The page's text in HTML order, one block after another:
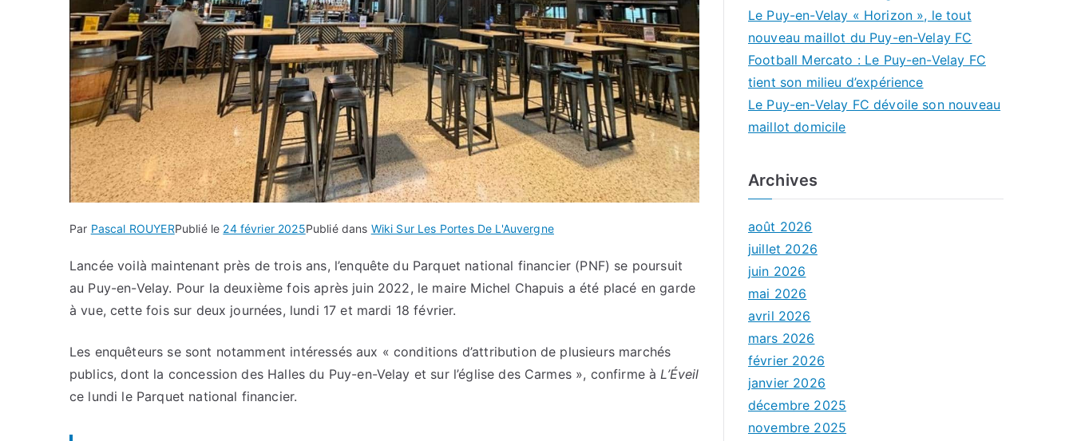
Par Pascal ROUYERPublié le 24 février 2025Publié dans Wiki Sur Les Portes De L'Auvergne
Lancée voilà maintenant près de trois ans, l’enquête du Parquet national financier (PNF) se poursuit
au Puy-en-Velay. Pour la deuxième fois après juin 2022, le maire Michel Chapuis a été placé en garde
à vue, cette fois sur deux journées, lundi 17 et mardi 18 février.
Les enquêteurs se sont notamment intéressés aux « conditions d’attribution de plusieurs marchés
publics, dont la concession des Halles du Puy-en-Velay et sur l’église des Carmes », confirme àL’Éveil
ce lundi le Parquet national financier.
Le Puy-en-Velay « Horizon », le tout
nouveau maillot du Puy-en-Velay FC
Football Mercato : Le Puy-en-Velay FC
tient son milieu d’expérience
Le Puy-en-Velay FC dévoile son nouveau
maillot domicile
Archives
août 2026
juillet 2026
juin 2026
mai 2026
avril 2026
mars 2026
février 2026
janvier 2026
décembre 2025
novembre 2025